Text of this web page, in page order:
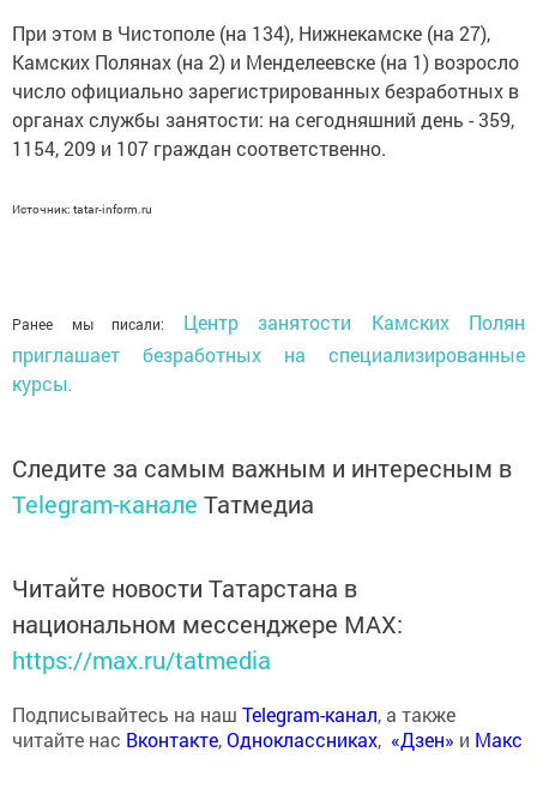
При этом в Чистополе (на 134), Нижнекамске (на 27),
Камских Полянах (на 2) и Менделеевске (на 1) возросло
число официально зарегистрированных безработных в
органах службы занятости: на сегодняшний день - 359,
1154, 209 и 107 граждан соответственно.
Источник: tatar-inform.ru
Ранее мы писали: Центр занятости Камских Полян
приглашает безработных на специализированные
курсы.
Следите за самым важным и интересным в
Telegram-канале Татмедиа
Читайте новости Татарстана в
национальном мессенджере MАХ:
https://max.ru/tatmedia
Подписывайтесь на наш Telegram-канал, а также
читайте нас Вконтакте,Одноклассниках, «Дзен» и Макс